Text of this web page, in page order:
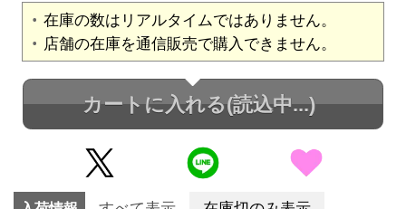
在庫の数はリアルタイムではありません。
店舗の在庫を通信販売で購入できません。
カートに入れる(読込中...)